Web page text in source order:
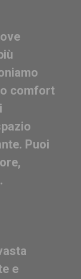
comfort
Puoi
e